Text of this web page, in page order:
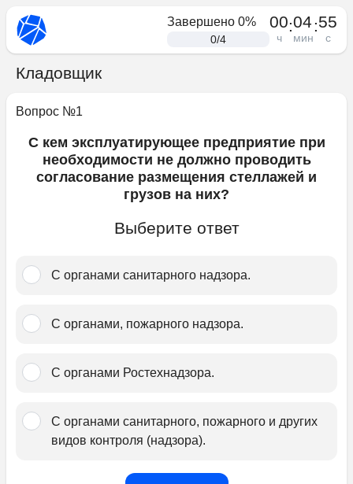
Завершено 0%
0/4
00
ч
:04
мин
:55
с
Кладовщик
Вопрос №1
С кем эксплуатирующее предприятие при
необходимости не должно проводить
согласование размещения стеллажей и
грузов на них?
Выберите ответ
С органами санитарного надзора.
С органами, пожарного надзора.
С органами Ростехнадзора.
С органами санитарного, пожарного и других
видов контроля (надзора).